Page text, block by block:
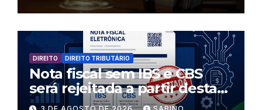
DIREITO DIREITO TRIBUTÁRIO
Nota fiscal sem IBS e CBS
será rejeitada a partir desta
segunda-feira